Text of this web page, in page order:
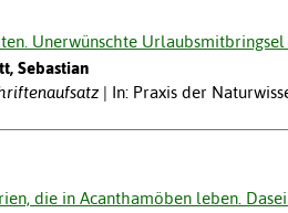
Unerwünschte
Sebastian
In: Praxis der
die in Acanthamöben leben.